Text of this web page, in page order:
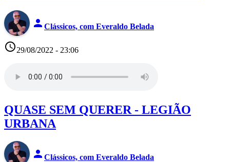
person Clássicos, com Everaldo Belada
access_time29/08/2022 - 23:06
QUASE SEM QUERER - LEGIÃO
URBANA
person Clássicos, com Everaldo Belada